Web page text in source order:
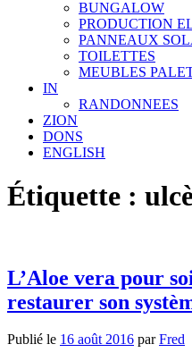
BUNGALOW
PRODUCTION
PANNEAUX
TOILETTES
MEUBLES
IN
RANDONNEES
ZION
DONS
ENGLISH
Étiquette :
L’Aloe vera pour
restaurer son
Publié le 16 août 2016 parFred